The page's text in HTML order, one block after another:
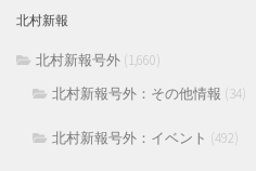
北村新報
北村新報号外 (1,660)
北村新報号外：その他情報 (34)
北村新報号外：イベント (492)